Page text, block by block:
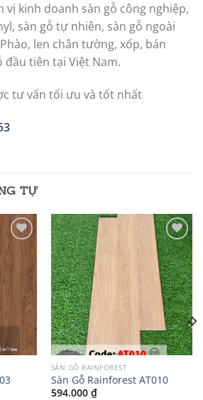
vị kinh doanh sàn gỗ công nghiệp,
sàn gỗ tự nhiên, sàn gỗ ngoài
len chân tường, xốp, bán
đầu tiên tại Việt Nam.
tư vấn tối ưu và tốt nhất
TỰ
Add to
wishlist
Add to
wishlist
SÀN GỖ RAINFOREST
Sàn Gỗ Rainforest AT010
594.000 ₫